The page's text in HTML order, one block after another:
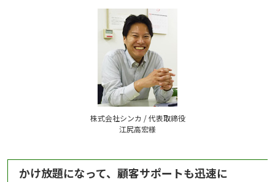
株式会社シンカ / 代表取締役
江尻高宏様
かけ放題になって、顧客サポートも迅速に